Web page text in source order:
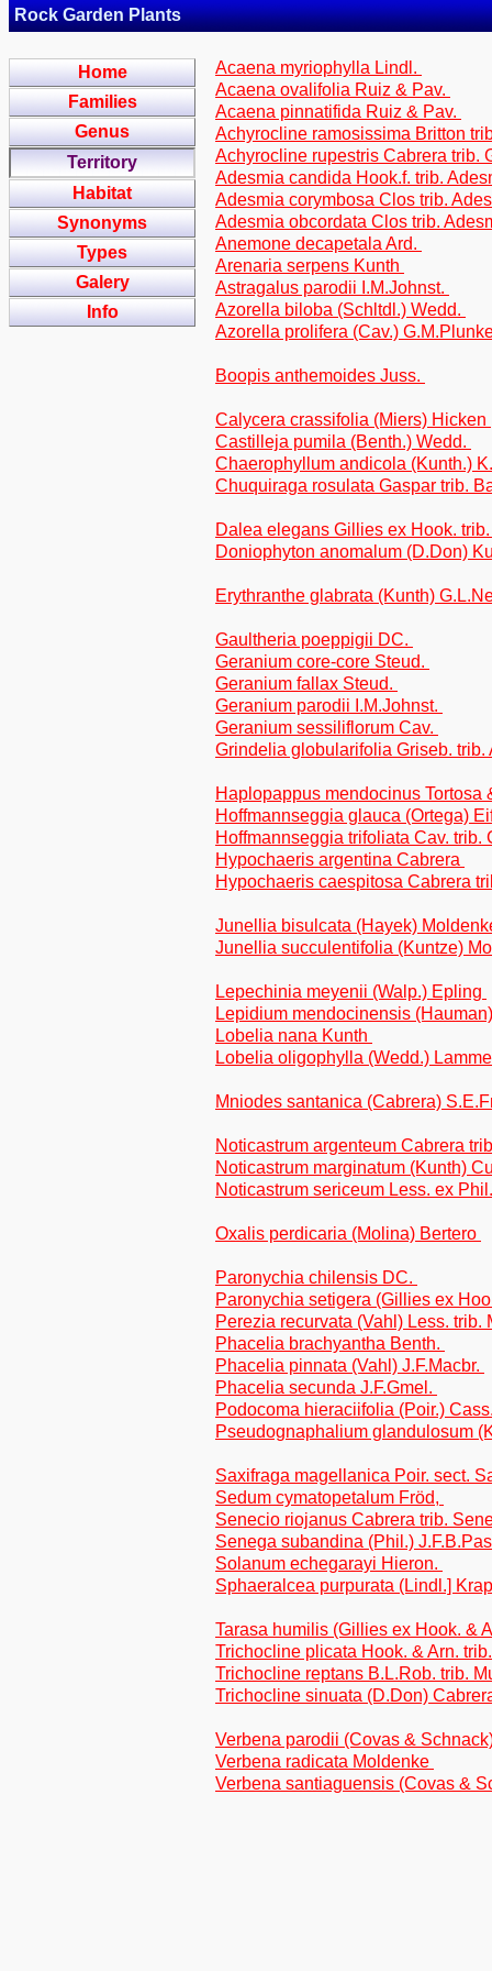
Rock Garden Plants
Home
Families
Genus
Territory
Habitat
Synonyms
Types
Galery
Info
Acaena myriophylla Lindl.
Acaena ovalifolia Ruiz & Pav.
Acaena pinnatifida Ruiz & Pav.
Achyrocline ramosissima Britton
Achyrocline rupestris Cabrera trib.
Adesmia candida Hook.f. trib.
Adesmia corymbosa Clos trib.
Adesmia obcordata Clos trib.
Anemone decapetala Ard.
Arenaria serpens Kunth
Astragalus parodii I.M.Johnst.
Azorella biloba (Schltdl.) Wedd.
Azorella prolifera (Cav.)
Boopis anthemoides Juss.
Calycera crassifolia (Miers) Hicken
Castilleja pumila (Benth.) Wedd.
Chaerophyllum andicola (Kunth.)
Chuquiraga rosulata Gaspar trib.
Dalea elegans Gillies ex Hook.
Doniophyton anomalum (D.Don)
Erythranthe glabrata (Kunth)
Gaultheria poeppigii DC.
Geranium core-core Steud.
Geranium fallax Steud.
Geranium parodii I.M.Johnst.
Geranium sessiliflorum Cav.
Grindelia globularifolia Griseb. trib.
Haplopappus mendocinus Tortosa
Hoffmannseggia glauca (Ortega)
Hoffmannseggia trifoliata Cav. trib.
Hypochaeris argentina Cabrera
Hypochaeris caespitosa Cabrera
Junellia bisulcata (Hayek)
Junellia succulentifolia (Kuntze)
Lepechinia meyenii (Walp.) Epling
Lepidium mendocinensis
Lobelia nana Kunth
Lobelia oligophylla (Wedd.)
Mniodes santanica (Cabrera)
Noticastrum argenteum Cabrera
Noticastrum marginatum (Kunth)
Noticastrum sericeum Less. ex
Oxalis perdicaria (Molina) Bertero
Paronychia chilensis DC.
Paronychia setigera (Gillies ex
Perezia recurvata (Vahl) Less. trib.
Phacelia brachyantha Benth.
Phacelia pinnata (Vahl) J.F.Macbr.
Phacelia secunda J.F.Gmel.
Podocoma hieraciifolia (Poir.)
Pseudognaphalium glandulosum
Saxifraga magellanica Poir. sect.
Sedum cymatopetalum Fröd,
Senecio riojanus Cabrera trib.
Senega subandina (Phil.)
Solanum echegarayi Hieron.
Sphaeralcea purpurata (Lindl.]
Tarasa humilis (Gillies ex Hook. &
Trichocline plicata Hook. & Arn.
Trichocline reptans B.L.Rob. trib.
Trichocline sinuata (D.Don)
Verbena parodii (Covas &
Verbena radicata Moldenke
Verbena santiaguensis (Covas &